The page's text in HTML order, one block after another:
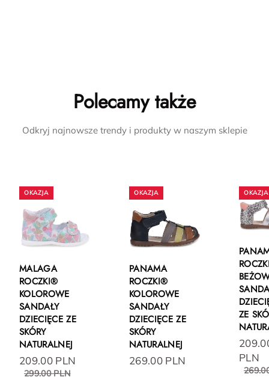
Polecamy także
Odkryj najnowsze trendy i produkty w naszym sklepie
MALAGA
ROCZKI®
KOLOROWE
SANDAŁY
DZIECIĘCE ZE
SKÓRY
NATURALNEJ
209.00 PLN
299.00 PLN
PANAMA
ROCZKI®
KOLOROWE
SANDAŁY
DZIECIĘCE ZE
SKÓRY
NATURALNEJ
269.00 PLN
ZE
PLN